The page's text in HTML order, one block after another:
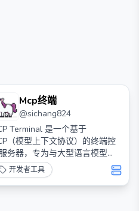
Mcp终端
@sichang824
Terminal 是一个基于
（模型上下文协议）的终端控
务器，专为与大型语言模型
）和 AI 助手集成而设计。它
了一个标准化的接口，使 AI 可
行终端命令并获取输出结果。
开发者工具